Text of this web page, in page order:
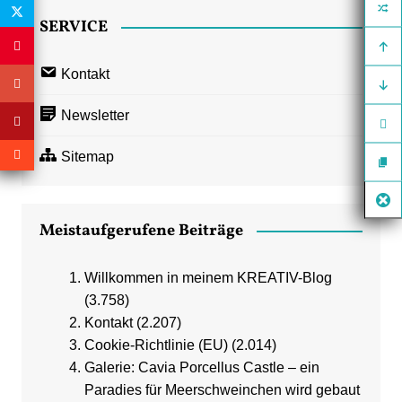
SERVICE
Kontakt
Newsletter
Sitemap
Meistaufgerufene Beiträge
Willkommen in meinem KREATIV-Blog
(3.758)
Kontakt (2.207)
Cookie-Richtlinie (EU) (2.014)
Galerie: Cavia Porcellus Castle – ein
Paradies für Meerschweinchen wird gebaut